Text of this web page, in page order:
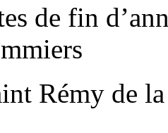
de fin
Rémy de